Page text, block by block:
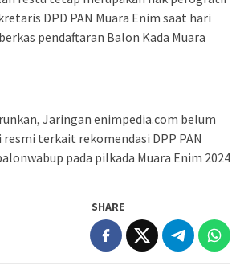
DPD PAN Muara Enim saat hari
pendaftaran Balon Kada Muara
Jaringan enimpedia.com belum
terkait rekomendasi DPP PAN
pada pilkada Muara Enim 2024
SHARE